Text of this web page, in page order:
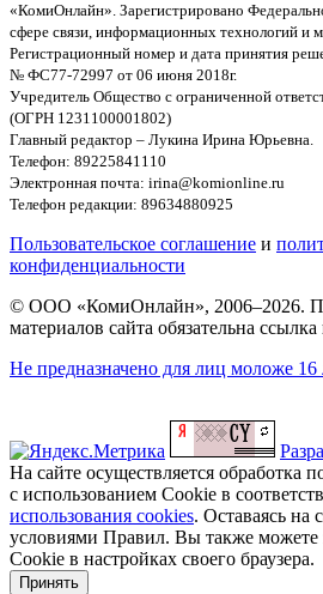
«КомиОнлайн». Зарегистрировано
сфере связи, информационных технологий и
Регистрационный номер и дата принятия
№ ФС77-72997 от 06 июня 2018г.
Учредитель Общество с ограниченной
(ОГРН 1231100001802)
Главный редактор – Лукина Ирина Юрьевна.
Телефон: 89225841110
Электронная почта: irina@komionline.ru
Телефон редакции: 89634880925
Пользовательское соглашение и
конфиденциальности
© ООО «КомиОнлайн», 2006–2026.
материалов сайта обязательна
Не предназначено для лиц моложе 16
На сайте осуществляется обработка
с использованием Cookie в
использования cookies. Оставаясь на
условиями Правил. Вы также можете
Cookie в настройках своего браузера.
Принять